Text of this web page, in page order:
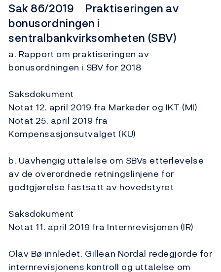
Sak 86/2019 Praktiseringen av
bonusordningen i
sentralbankvirksomheten (SBV)
a. Rapport om praktiseringen av
bonusordningen i SBV for 2018
Saksdokument
Notat 12. april 2019 fra Markeder og IKT (MI)
Notat 25. april 2019 fra
Kompensasjonsutvalget (KU)
b. Uavhengig uttalelse om SBVs etterlevelse
av de overordnede retningslinjene for
godtgjørelse fastsatt av hovedstyret
Saksdokument
Notat 11. april 2019 fra Internrevisjonen (IR)
Olav Bø innledet. Gillean Nordal redegjorde for
internrevisjonens kontroll og uttalelse om